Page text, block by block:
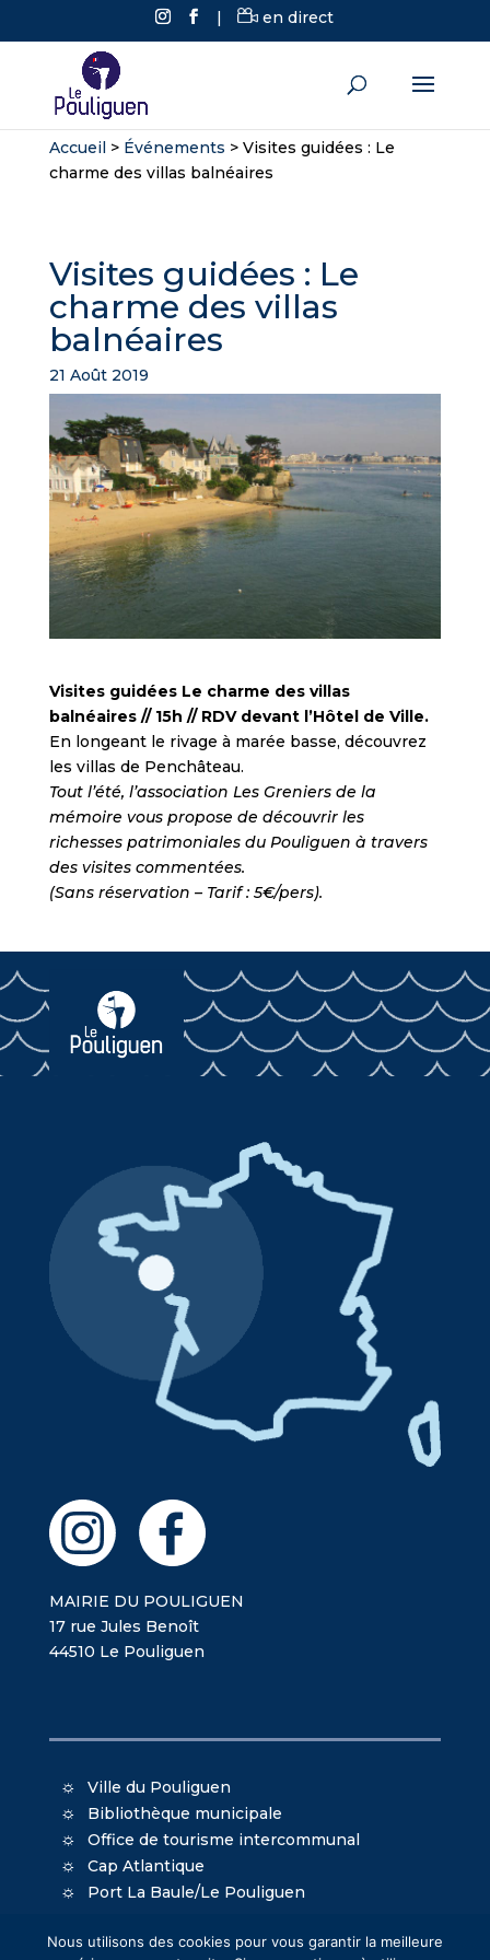
| en direct
Accueil> Événements > Visites guidées : Le
charme des villas balnéaires
Visites guidées : Le
charme des villas
balnéaires
21 Août 2019
Visites guidées Le charme des villas
balnéaires // 15h // RDV devant l’Hôtel de Ville.
En longeant le rivage à marée basse, découvrez
les villas de Penchâteau.
Tout l’été, l’association Les Greniers de la
mémoire vous propose de découvrir les
richesses patrimoniales du Pouliguen à travers
des visites commentées.
(Sans réservation – Tarif : 5€/pers).
MAIRIE DU POULIGUEN
17 rue Jules Benoît
44510 Le Pouliguen
Ville du Pouliguen
Bibliothèque municipale
Office de tourisme intercommunal
Cap Atlantique
Port La Baule/Le Pouliguen
Nous utilisons des cookies pour vous garantir la meilleure